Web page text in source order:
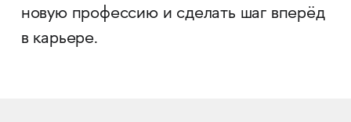
новую профессию и сделать шаг вперёд
в карьере.